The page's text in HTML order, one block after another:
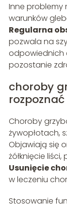
Inne problemy
warunków
Regularna
pozwala na
odpowiednich
pozostanie
choroby
Choroby
żywopłotach,
Objawiają się
żółknięcie
Usunięcie
w leczeniu
Stosowanie